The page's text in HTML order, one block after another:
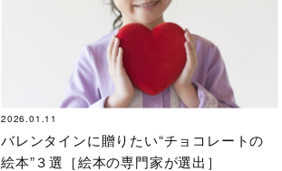
2026.01.11
バレンタインに贈りたい“チョコレートの
絵本”３選［絵本の専門家が選出］